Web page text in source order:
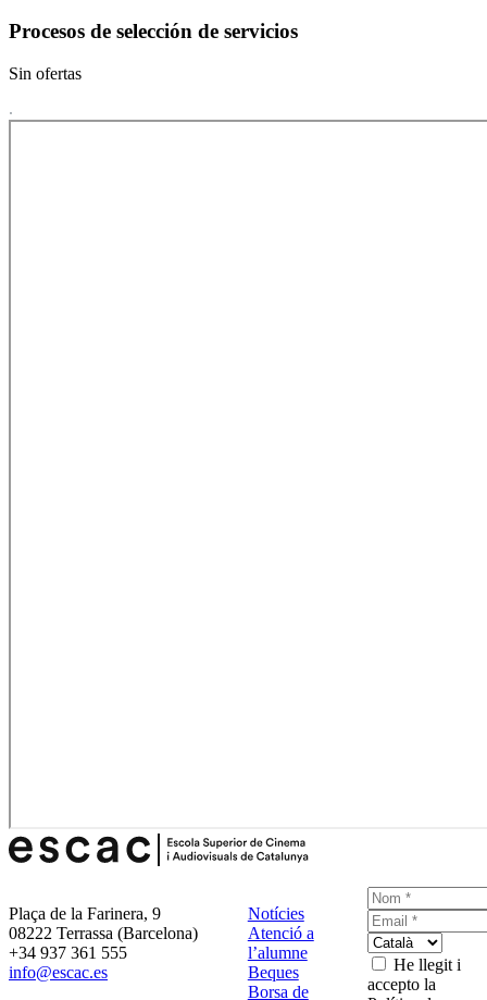
Procesos de selección de servicios
Sin ofertas
Plaça de la Farinera, 9
08222 Terrassa (Barcelona)
+34 937 361 555
info@escac.es
Notícies
Atenció a
l’alumne
Beques
Borsa de
He llegit i
accepto la